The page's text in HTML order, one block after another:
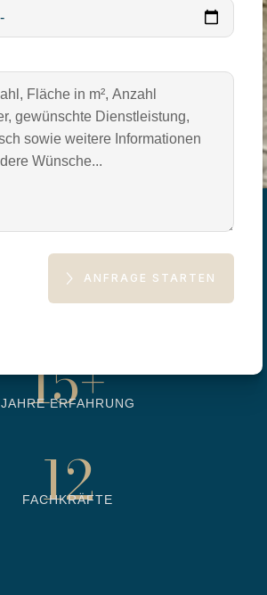
ANFRAGE STARTEN
6500+
BETREUTE OBJEKTE
15+
JAHRE ERFAHRUNG
12
FACHKRÄFTE